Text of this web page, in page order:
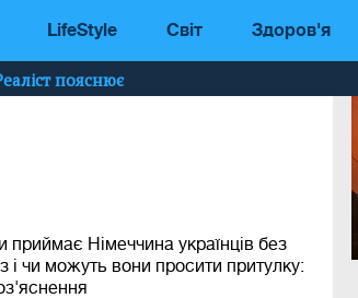
LifeStyle Світ Здоров'я
пояснює
приймає Німеччина українців без
і чи можуть вони просити притулку: